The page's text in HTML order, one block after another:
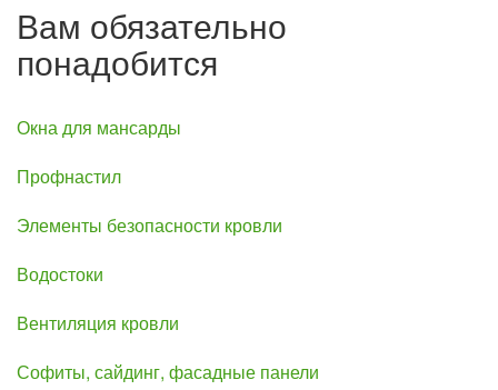
Вам обязательно
понадобится
Окна для мансарды
Профнастил
Элементы безопасности кровли
Водостоки
Вентиляция кровли
Софиты, сайдинг, фасадные панели